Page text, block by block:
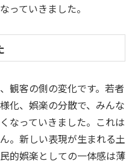
っていきました。
観客の側の変化です。若者
化、娯楽の分散で、みんな
なっていきました。これは
。新しい表現が生まれる土
的娯楽としての一体感は薄